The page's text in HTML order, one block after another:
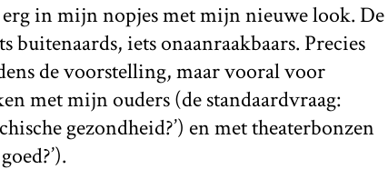
erg in mijn nopjes met mijn nieuwe look. De
iets onaanraakbaars. Precies
de voorstelling, maar vooral voor
met mijn ouders (de standaardvraag:
gezondheid?’) en met theaterbonzen